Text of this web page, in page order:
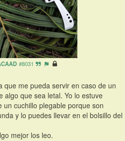
#8031
que me pueda servir en caso de un
algo que sea letal. Yo lo estuve
cuchillo plegable porque son
y lo puedes llevar en el bolsillo del
mejor los leo.